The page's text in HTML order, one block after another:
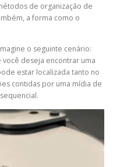
de organização de
a forma como o
o seguinte cenário:
deseja encontrar uma
estar localizada tanto no
contidas por uma mídia de